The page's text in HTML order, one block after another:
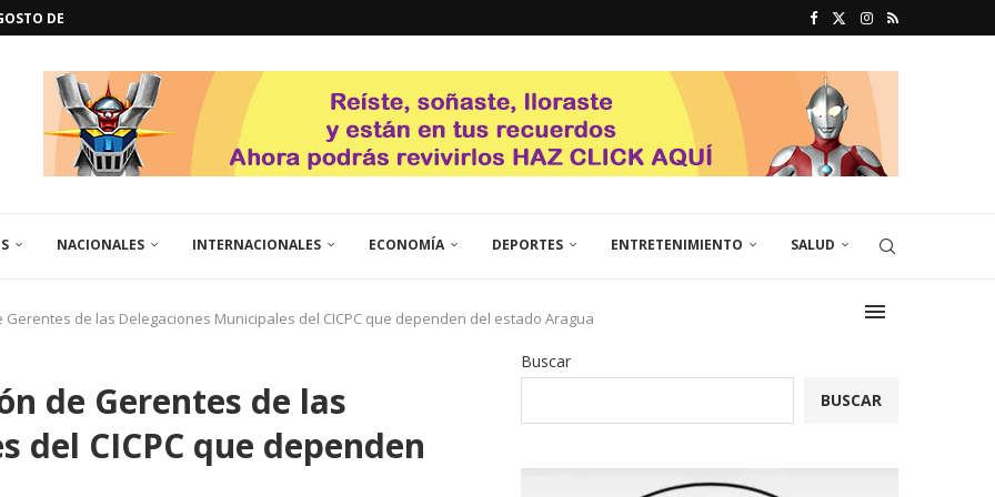
DE...
NACIONALES INTERNACIONALES ECONOMÍA DEPORTES ENTRETENIMIENTO SALUD
Gerentes de las Delegaciones Municipales del CICPC que dependen del estado Aragua
de Gerentes de las
del CICPC que dependen
Buscar
BUSCAR